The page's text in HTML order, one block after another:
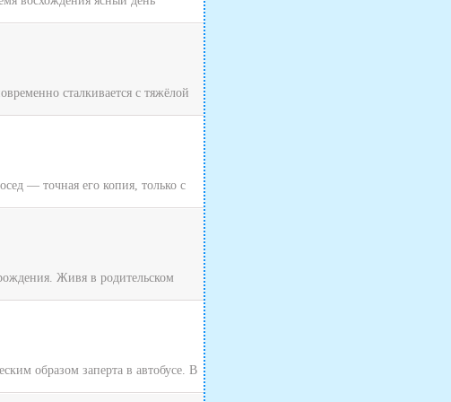
сталкивается с тяжёлой
— точная его копия, только с
Живя в родительском
образом заперта в автобусе. В